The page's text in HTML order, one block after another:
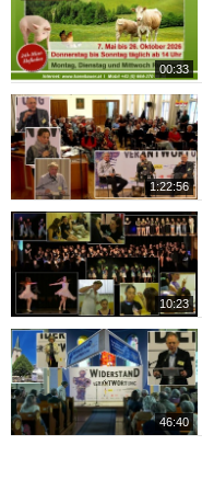
00:33
1:22:56
10:23
46:40